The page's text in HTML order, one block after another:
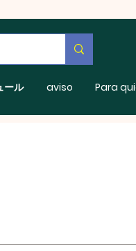
ール aviso Para